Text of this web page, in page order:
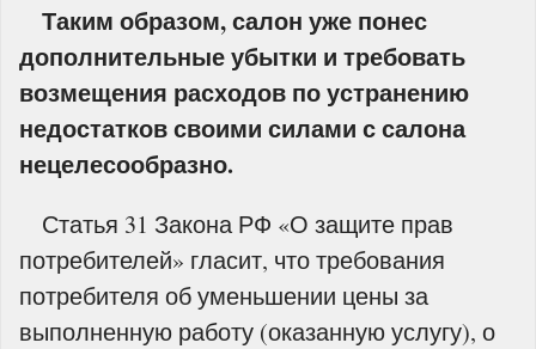
Таким образом, салон уже понес
дополнительные убытки и требовать
возмещения расходов по устранению
недостатков своими силами с салона
нецелесообразно.
Статья 31 Закона РФ «О защите прав
потребителей» гласит, что требования
потребителя об уменьшении цены за
выполненную работу (оказанную услугу), о